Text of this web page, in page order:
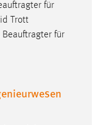
für
Trott
für